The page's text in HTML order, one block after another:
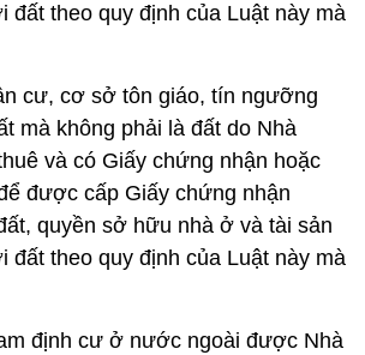
đất theo quy định của Luật này mà
cư, cơ sở tôn giáo, tín ngưỡng
mà không phải là đất do Nhà
và có Giấy chứng nhận hoặc
được cấp Giấy chứng nhận
quyền sở hữu nhà ở và tài sản
đất theo quy định của Luật này mà
định cư ở nước ngoài được Nhà